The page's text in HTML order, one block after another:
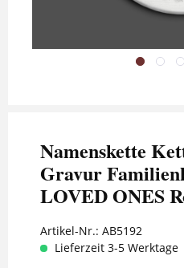
Namenskette
Gravur
LOVED ONES
Artikel-Nr.: AB5192
Lieferzeit 3-5 Werktage